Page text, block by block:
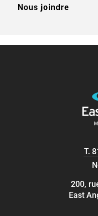
Nous joindre
T.
200,
East